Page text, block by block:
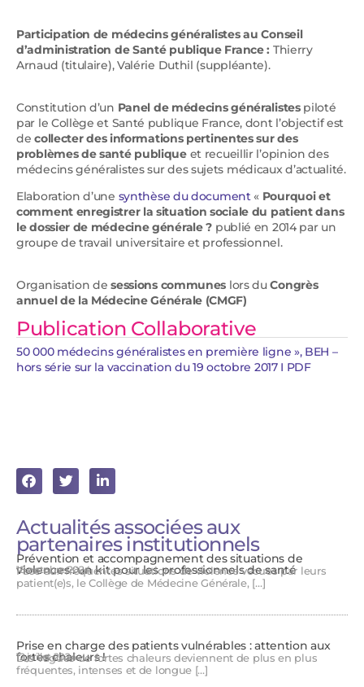
Participation de médecins généralistes au Conseil
d’administration de Santé publique France : Thierry
Arnaud (titulaire), Valérie Duthil (suppléante).
Constitution d’un Panel de médecins généralistes piloté
par le Collège et Santé publique France, dont l’objectif est
decollecter des informations pertinentes sur des
problèmes de santé publiqueet recueillir l’opinion des
médecins généralistes sur des sujets médicaux d’actualité.
Elaboration d’une synthèse du document« Pourquoi et
comment enregistrer la situation sociale du patient dans
le dossier de médecine générale ? publié en 2014 par un
groupe de travail universitaire et professionnel.
Organisation de sessions communes lors duCongrès
annuel de la Médecine Générale (CMGF)
Publication Collaborative
50 000 médecins généralistes en première ligne », BEH –
hors série sur la vaccination du 19 octobre 2017 I PDF
Actualités associées aux
partenaires institutionnels
Prévention et accompagnement des situations de
violences : un kit pour les professionnels de santé
18 octobre 2024
Face aux fréquentes situations de violence vécues par leurs
patient(e)s, le Collège de Médecine Générale, […]
Prise en charge des patients vulnérables : attention aux
fortes chaleurs !
12 juillet 2024
Les vagues de fortes chaleurs deviennent de plus en plus
fréquentes, intenses et de longue […]